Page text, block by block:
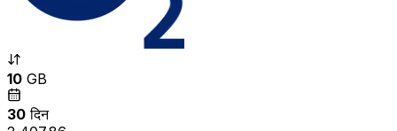
10 GB
30 दिन